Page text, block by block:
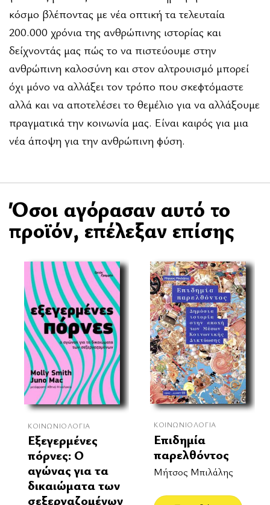
κόσµο βλέποντας με νέα οπτική τα τελευταία
200.000 χρόνια της ανθρώπινης ιστορίας και
δείχνοντάς μας πώς το να πιστεύουµε στην
ανθρώπινη καλοσύνη και στον αλτρουισµό µπορεί
όχι μόνο να αλλάξει τον τρόπο που σκεφτόµαστε
αλλά και να αποτελέσει το θεµέλιο για να αλλάξουµε
πραγµατικά την κοινωνία µας. Είναι καιρός για µια
νέα άποψη για την ανθρώπινη φύση.
Όσοι αγόρασαν αυτό το
προϊόν, επέλεξαν επίσης
ΚΟΙΝΩΝΙΟΛΟΓΊΑ
Εξεγερμένες
πόρνες: Ο
αγώνας για τα
δικαιώματα των
σεξεργαζομένων
ΚΟΙΝΩΝΙΟΛΟΓΊΑ
Επιδημία
παρελθόντος
Μήτσος Μπιλάλης